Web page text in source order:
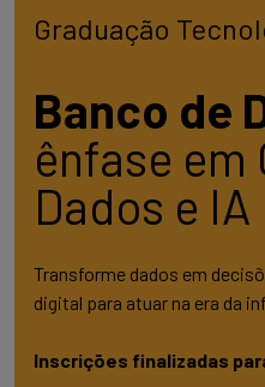
Graduação
Banco de
ênfase em
Dados e IA
Transforme dados em
digital para atuar na era da
Inscrições finalizadas